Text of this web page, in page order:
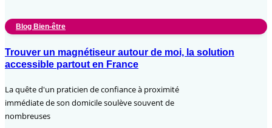
Blog Bien-être
Trouver un magnétiseur autour de moi, la solution
accessible partout en France
La quête d'un praticien de confiance à proximité
immédiate de son domicile soulève souvent de
nombreuses